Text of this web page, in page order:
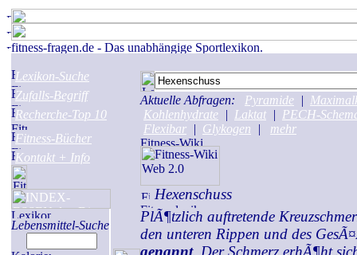
Lexikon-Suche
Zufalls-Begriff
Recherche-Top 10
Fitness-Bücher
Kontakt + Info
Lebensmittel-Suche
Aktuelle Abfragen: Pyramide |
Kohlenhydrate | Laktat | PECH-
Flexibar | Glykogen | mehr
Hexenschuss
PlÃ¶tzlich auftretende
den unteren Rippen und des
genannt. Der Schmerz erhÃ¶ht